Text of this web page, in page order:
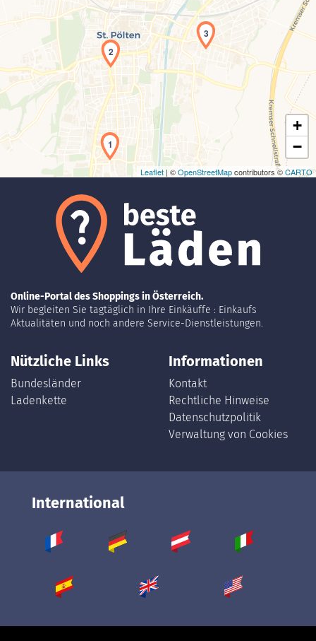
Laden der Karte...
1
2
3
+
−
Leaflet | ©OpenStreetMapcontributors ©CARTO
Online-Portal des Shoppings in Österreich.
Wir begleiten Sie tagtäglich in Ihre Einkäuffe : Einkaufs
Aktualitäten und noch andere Service-Dienstleistungen.
Nützliche Links
Bundesländer
Ladenkette
Informationen
Kontakt
Rechtliche Hinweise
Datenschutzpolitik
Verwaltung von Cookies
International